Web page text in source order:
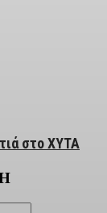
στο ΧΥΤΑ